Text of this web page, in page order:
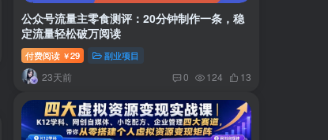
公众号流量主零食测评：20分钟制作一条，稳
定流量轻松破万阅读
付费阅读 ￥29 副业项目
23天前 0 124 13